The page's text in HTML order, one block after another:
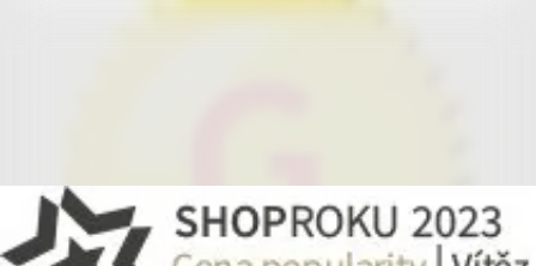
Krepové povlečení